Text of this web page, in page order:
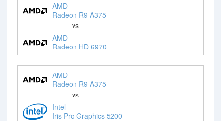
AMD
Radeon R9 A375
vs
AMD
Radeon HD 6970
AMD
Radeon R9 A375
vs
Intel
Iris Pro Graphics 5200